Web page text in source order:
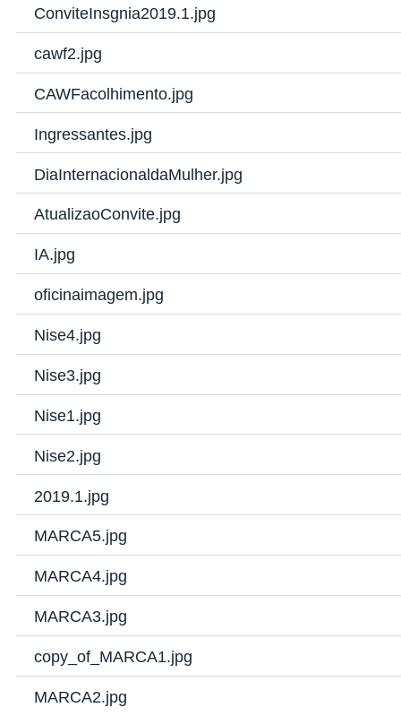
ConviteInsgnia2019.1.jpg
cawf2.jpg
CAWFacolhimento.jpg
Ingressantes.jpg
DiaInternacionaldaMulher.jpg
AtualizaoConvite.jpg
IA.jpg
oficinaimagem.jpg
Nise4.jpg
Nise3.jpg
Nise1.jpg
Nise2.jpg
2019.1.jpg
MARCA5.jpg
MARCA4.jpg
MARCA3.jpg
copy_of_MARCA1.jpg
MARCA2.jpg